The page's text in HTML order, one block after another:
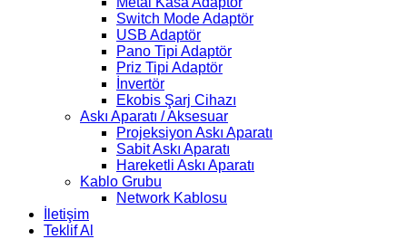
Switch Mode Adaptör
USB Adaptör
Pano Tipi Adaptör
Priz Tipi Adaptör
İnvertör
Ekobis Şarj Cihazı
Askı Aparatı / Aksesuar
Projeksiyon Askı Aparatı
Sabit Askı Aparatı
Hareketli Askı Aparatı
Kablo Grubu
Network Kablosu
İletişim
Teklif Al